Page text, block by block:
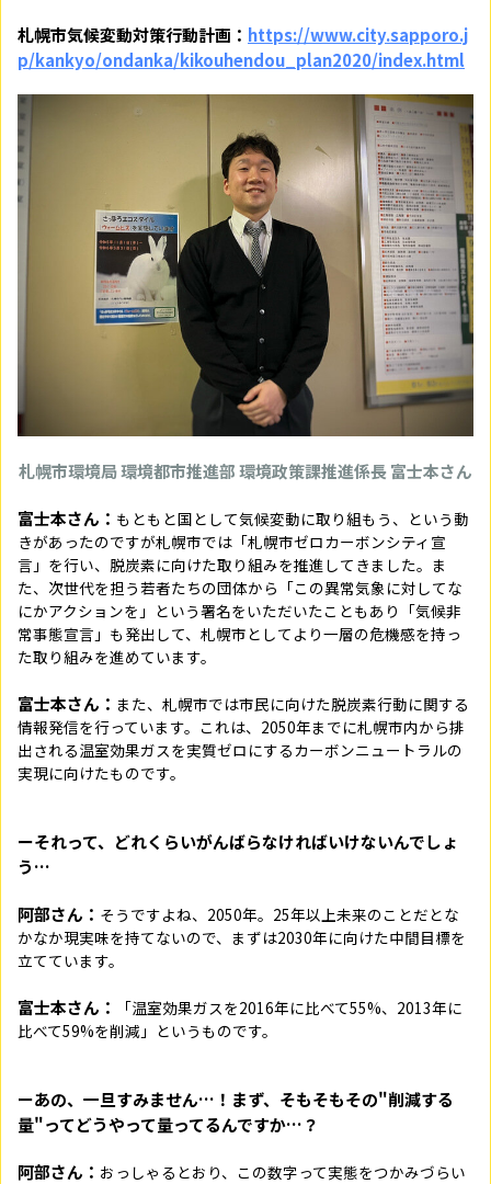
札幌市気候変動対策行動計画： https://www.city.sapporo.j
p/kankyo/ondanka/kikouhendou_plan2020/index.html
札幌市環境局 環境都市推進部 環境政策課推進係長 富士本さん
富士本さん： もともと国として気候変動に取り組もう、という動
きがあったのですが札幌市では「札幌市ゼロカーボンシティ宣
言」を行い、脱炭素に向けた取り組みを推進してきました。ま
た、次世代を担う若者たちの団体から「この異常気象に対してな
にかアクションを」という署名をいただいたこともあり「気候非
常事態宣言」も発出して、札幌市としてより一層の危機感を持っ
た取り組みを進めています。
富士本さん： また、札幌市では市民に向けた脱炭素行動に関する
情報発信を行っています。これは、2050年までに札幌市内から排
出される温室効果ガスを実質ゼロにするカーボンニュートラルの
実現に向けたものです。
ーそれって、どれくらいがんばらなければいけないんでしょ
う…
阿部さん： そうですよね、2050年。25年以上未来のことだとな
かなか現実味を持てないので、まずは2030年に向けた中間目標を
立てています。
富士本さん：
「温室効果ガスを2016年に比べて55%、2013年に
比べて59%を削減」というものです。
ーあの、一旦すみません…！まず、そもそもその"削減する
量"ってどうやって量ってるんですか…？
阿部さん： おっしゃるとおり、この数字って実態をつかみづらい